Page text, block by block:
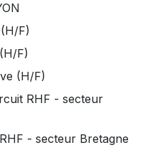
F)
F)
(H/F)
RHF - secteur
- secteur Bretagne